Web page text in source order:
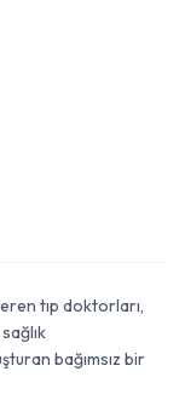
tıp doktorları,
bağımsız bir